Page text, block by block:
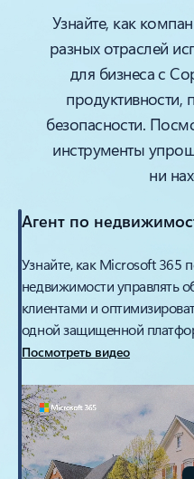
Узнайте, как
разных отраслей
для бизнеса с
продуктивности,
безопасности.
инструменты
ни
Агент по
Узнайте, как Microsoft 365
недвижимости управлять
клиентами и
одной защищенной
Посмотреть видео